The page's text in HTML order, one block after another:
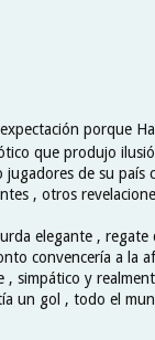
porque
que produjo
jugadores de su
, otros
elegante , regate
convencería a la
, simpático y
un gol , todo el